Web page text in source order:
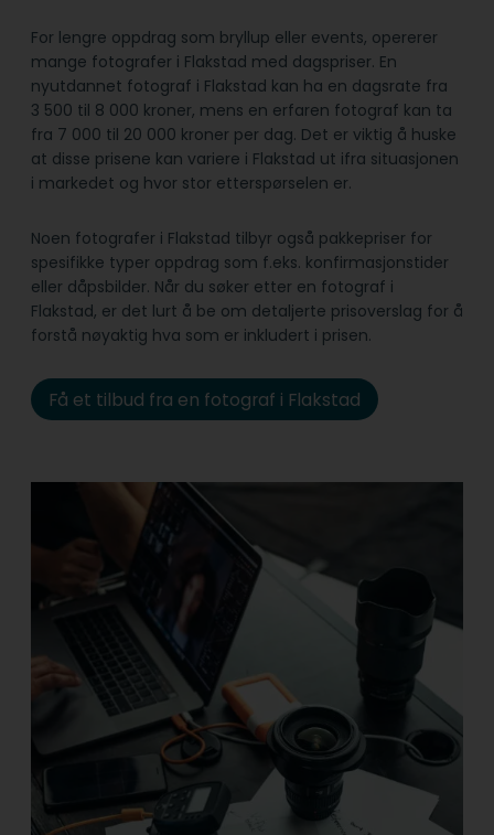
For lengre oppdrag som bryllup eller events, opererer
mange fotografer i Flakstad med dagspriser. En
nyutdannet fotograf i Flakstad kan ha en dagsrate fra
3 500 til 8 000 kroner, mens en erfaren fotograf kan ta
fra 7 000 til 20 000 kroner per dag. Det er viktig å huske
at disse prisene kan variere i Flakstad ut ifra situasjonen
i markedet og hvor stor etterspørselen er.
Noen fotografer i Flakstad tilbyr også pakkepriser for
spesifikke typer oppdrag som f.eks. konfirmasjonstider
eller dåpsbilder. Når du søker etter en fotograf i
Flakstad, er det lurt å be om detaljerte prisoverslag for å
forstå nøyaktig hva som er inkludert i prisen.
Få et tilbud fra en fotograf i Flakstad